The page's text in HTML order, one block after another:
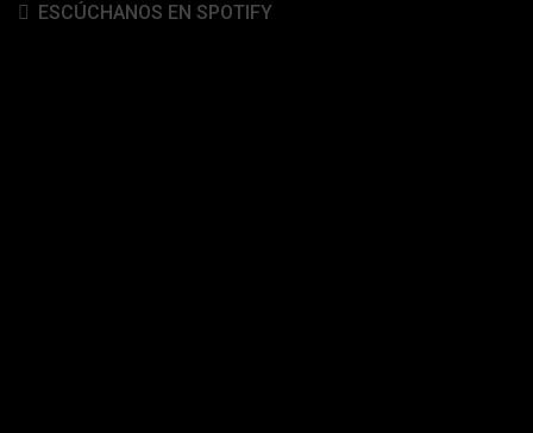
ESCÚCHANOS EN SPOTIFY